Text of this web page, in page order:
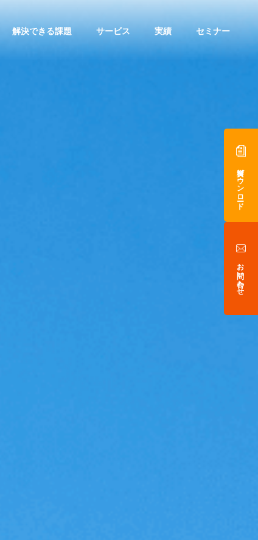
解決できる課題 サービス 実績 セミナー
資料ダウンロード
お問い合わせ